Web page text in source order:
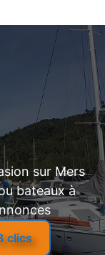
sur Mers
bateaux à
clics